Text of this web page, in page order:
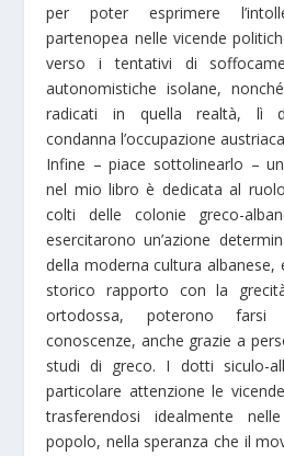
per poter esprimere
partenopea nelle vicende
verso i tentativi di
autonomistiche isolane,
radicati in quella realtà, lì
condanna l’occupazione
Infine – piace sottolinearlo –
nel mio libro è dedicata al
colti delle colonie greco-
esercitarono un’azione
della moderna cultura albanese,
storico rapporto con la
ortodossa, poterono
conoscenze, anche grazie a
studi di greco. I dotti siculo-
particolare attenzione le
trasferendosi idealmente
popolo, nella speranza che il